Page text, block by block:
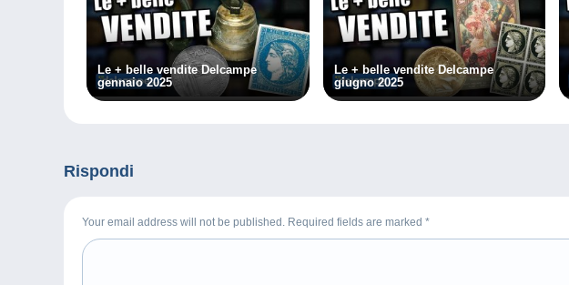
Le + belle vendite Delcampe
gennaio 2025
Le + belle vendite Delcampe
giugno 2025
Rispondi
Your email address will not be published. Required fields are marked *